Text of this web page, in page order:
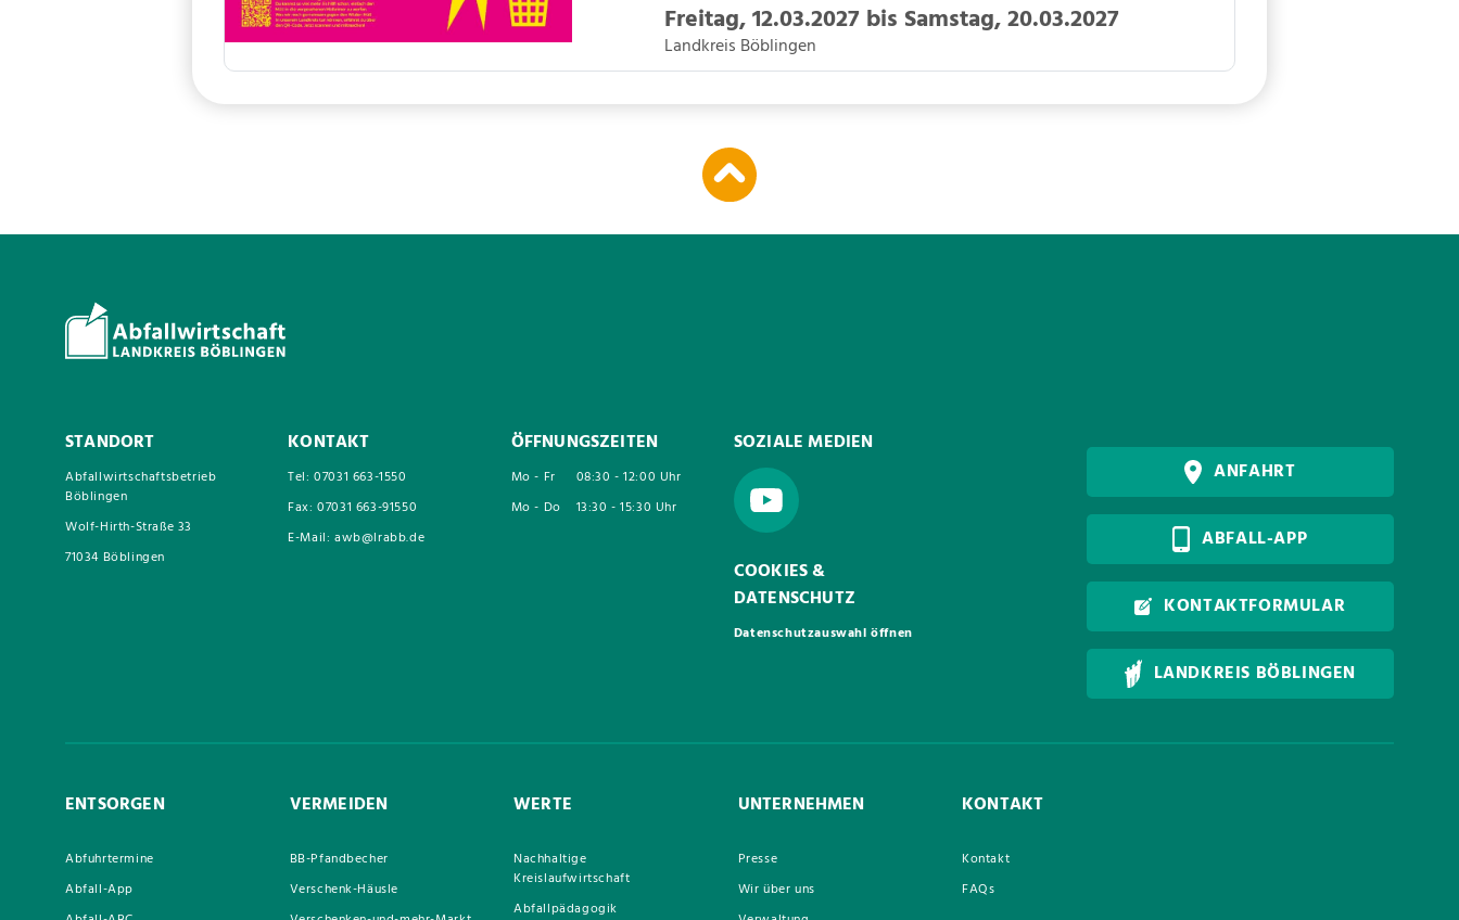
Freitag, 12.03.2027 bis Samstag, 20.03.2027
Landkreis Böblingen
STANDORT
Abfallwirtschaftsbetrieb
Böblingen
Wolf-Hirth-Straße 33
71034 Böblingen
KONTAKT
Tel: 07031 663-1550
Fax: 07031 663-91550
E-Mail: awb@lrabb.de
ÖFFNUNGSZEITEN
Mo - Fr
08:30 - 12:00 Uhr
Mo - Do
13:30 - 15:30 Uhr
SOZIALE MEDIEN
COOKIES &
DATENSCHUTZ
Datenschutzauswahl öffnen
ANFAHRT
ABFALL-APP
KONTAKTFORMULAR
LANDKREIS BÖBLINGEN
ENTSORGEN
Abfuhrtermine
Abfall-App
VERMEIDEN
BB-Pfandbecher
Verschenk-Häusle
WERTE
Nachhaltige
Kreislaufwirtschaft
Abfallpädagogik
UNTERNEHMEN
Presse
Wir über uns
KONTAKT
Kontakt
FAQs